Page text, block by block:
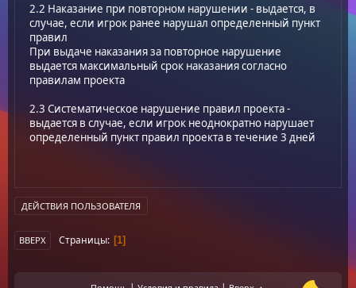
2.2 Наказание при повторном нарушении - выдается, в
случае, если игрок ранее нарушал определенный пункт
правил
При выдаче наказания за повторное нарушение
выдается максимальный срок наказания согласно
правилам проекта
2.3 Систематическое нарушение правил проекта -
выдается в случае, если игрок неоднократно нарушает
определенный пункт правил проекта в течение 3 дней
ДЕЙСТВИЯ ПОЛЬЗОВАТЕЛЯ
ВВЕРХ Страницы 1